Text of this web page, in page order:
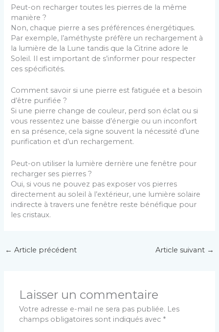
Peut-on recharger toutes les pierres de la même
manière ?
Non, chaque pierre a ses préférences énergétiques.
Par exemple, l’améthyste préfère un rechargement à
la lumière de la Lune tandis que la Citrine adore le
Soleil. Il est important de s’informer pour respecter
ces spécificités.
Comment savoir si une pierre est fatiguée et a besoin
d’être purifiée ?
Si une pierre change de couleur, perd son éclat ou si
vous ressentez une baisse d’énergie ou un inconfort
en sa présence, cela signe souvent la nécessité d’une
purification et d’un rechargement.
Peut-on utiliser la lumière derrière une fenêtre pour
recharger ses pierres ?
Oui, si vous ne pouvez pas exposer vos pierres
directement au soleil à l’extérieur, une lumière solaire
indirecte à travers une fenêtre reste bénéfique pour
les cristaux.
← Article précédent Article suivant →
Laisser un commentaire
Votre adresse e-mail ne sera pas publiée. Les
champs obligatoires sont indiqués avec *